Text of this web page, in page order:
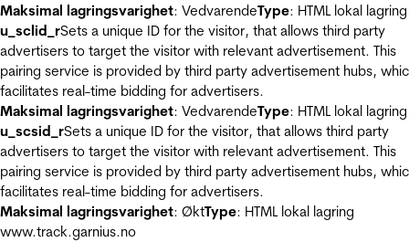
Maksimal lagringsvarighet: VedvarendeType: HTML lokal lagring
u_sclid_rSets a unique ID for the visitor, that allows third party
advertisers to target the visitor with relevant advertisement. This
pairing service is provided by third party advertisement hubs,
facilitates real-time bidding for advertisers.
Maksimal lagringsvarighet: VedvarendeType: HTML lokal lagring
u_scsid_rSets a unique ID for the visitor, that allows third party
advertisers to target the visitor with relevant advertisement. This
pairing service is provided by third party advertisement hubs,
facilitates real-time bidding for advertisers.
Maksimal lagringsvarighet: ØktType: HTML lokal lagring
www.track.garnius.no